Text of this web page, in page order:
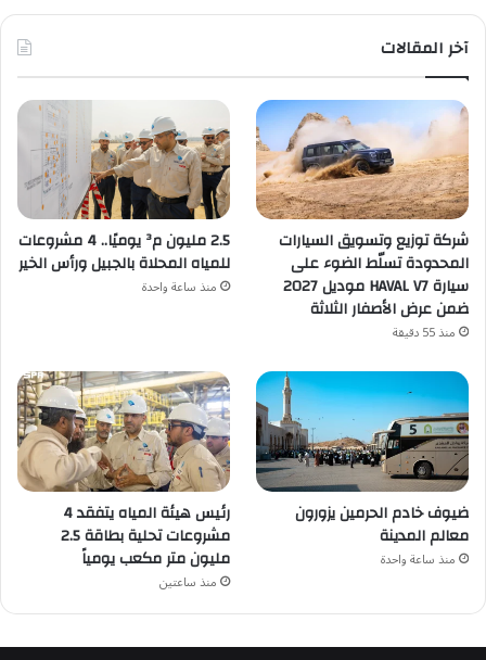
آخر المقالات
شركة توزيع وتسويق السيارات
المحدودة تسلّط الضوء على
سيارة HAVAL V7 موديل 2027
ضمن عرض الأصفار الثلاثة
منذ 55 دقيقة
2.5 مليون م³ يوميًا.. 4 مشروعات
للمياه المحلاة بالجبيل ورأس الخير
منذ ساعة واحدة
ضيوف خادم الحرمين يزورون
معالم المدينة
منذ ساعة واحدة
رئيس هيئة المياه يتفقد 4
مشروعات تحلية بطاقة 2.5
مليون متر مكعب يومياً
منذ ساعتين